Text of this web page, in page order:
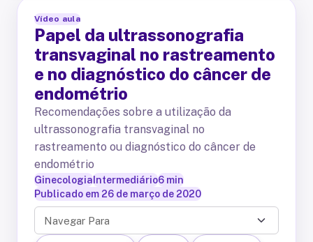
Vídeo aula
Papel da ultrassonografia
transvaginal no rastreamento
e no diagnóstico do câncer de
endométrio
Recomendações sobre a utilização da
ultrassonografia transvaginal no
rastreamento ou diagnóstico do câncer de
endométrio
Ginecologia Intermediário6 min
Publicado em 26 de março de 2020
Navegar Para